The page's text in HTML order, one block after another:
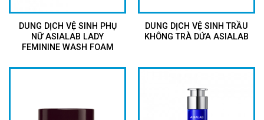
DUNG DỊCH VỆ SINH PHỤ
NỮ ASIALAB LADY
FEMININE WASH FOAM
DUNG DỊCH VỆ SINH TRẦU
KHÔNG TRÀ DỨA ASIALAB